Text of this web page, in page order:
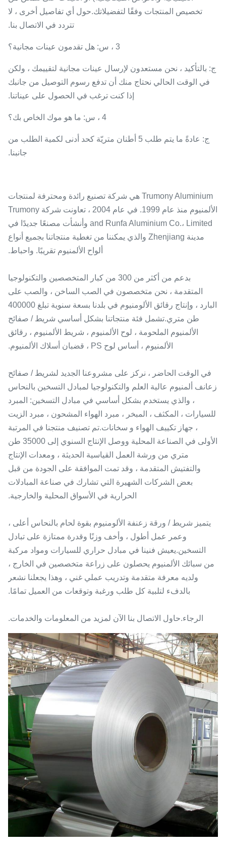
تخصيص المنتجات وفقًا لتفضيلاتك.حول أي تفاصيل أخرى ، لا
تتردد في الاتصال بنا.
3 ، س: هل تقدمون عينات مجانية؟
ج: بالتأكيد ، نحن مستعدون لإرسال عينات مجانية لتقييمك ، ولكن
في الوقت الحالي نحتاج منك أن تدفع رسوم التوصيل من جانبك
إذا كنت ترغب في الحصول على عيناتنا.
4 ، س: ما هو موك الخاص بك؟
ج: عادةً ما يتم طلب 5 أطنان متريّة كحد أدنى لكمية الطلب من
جانبنا.
Trumony Aluminium هي شركة تصنيع رائدة ومحترفة لمنتجات
الألمنيوم منذ عام 1999. في عام 2004 ، تعاونت شركة Trumony
and Runfa Aluminium Co.، Limited وأنشأت مصنعًا جديدًا في
مدينة Zhenjiang والذي يمكننا من تغطية منتجاتنا بجميع أنواع
ألواح الألمنيوم تقريبًا. واحباط.
بدعم من أكثر من 300 من كبار المتخصصين والتكنولوجيا
المتقدمة ، نحن متخصصون في الصب الساخن ، والصب على
البارد ، وإنتاج رقائق الألومنيوم في بلدنا بسعة سنوية تبلغ 400000
طن متري.تشمل فئة منتجاتنا بشكل أساسي شريط / صفائح
الألمنيوم الملحومة ، لوح الألمنيوم ، شريط الألمنيوم ، رقائق
الألمنيوم ، أساس لوح PS ، قضبان أسلاك الألمنيوم.
في الوقت الحاضر ، نركز على مشروعنا الجديد لشريط / صفائح
زعانف ألمنيوم عالية العلم والتكنولوجيا لمبادل التسخين بالنحاس
، والذي يستخدم بشكل أساسي في مبادل التسخين: المبرد
للسيارات ، المكثف ، المبخر ، مبرد الهواء المشحون ، مبرد الزيت
، جهاز تكييف الهواء و سخانات.تم تصنيف منتجنا في المرتبة
الأولى في الصناعة المحلية ووصل الإنتاج السنوي إلى 35000 طن
متري من ورشة العمل القياسية الحديثة ، ومعدات الإنتاج
والتفتيش المتقدمة ، وقد تمت الموافقة على الجودة من قبل
بعض الشركات الشهيرة التي تشارك في صناعة المبادلات
الحرارية في الأسواق المحلية والخارجية.
يتميز شريط / ورقة زعنفة الألومنيوم بقوة لحام بالنحاس أعلى ،
وعمر عمل أطول ، وأخف وزنًا وقدرة ممتازة على تبادل
التسخين.يعيش فنينا في مبادل حراري للسيارات ومواد مركبة
من سبائك الألمنيوم يحصلون على زراعة متخصصين في الخارج ،
ولديه معرفة متقدمة وتدريب عملي غني ، وهذا يجعلنا نشعر
بالدفء لتلبية كل طلب ورغبة وتوقعات من العميل تمامًا.
الرجاء.حاول الاتصال بنا الآن لمزيد من المعلومات والخدمات.